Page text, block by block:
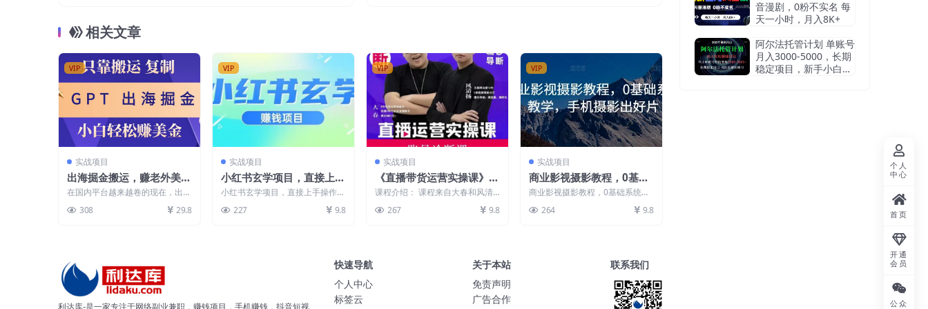
相关文章
VIP
实战项目
出海掘金搬运，赚老外美
金，月入3w+，仅需GPT粘
贴复制，小白也能玩转
在国内平台越来越卷的现在，出海
外的信息差，海外的一...
308 29.8
VIP
实战项目
小红书玄学项目，直接上手
操作，日入500【揭秘】
小红书玄学项目，直接上手操作，
过程中会遇到的所...
227 9.8
VIP
实战项目
《直播带货运营实操课》，
班级账号诊断课价值3980
元
课程介绍： 课程来自大春和风清
元。主要内容包括：...
267 9.8
VIP
实战项目
商业影视摄影教程，0基础
系统教学，手机摄影出好片
商业影视摄影教程，0基础系统教
01-直播案例....
264 9.8
音漫剧，0粉不实名 每
天一小时，月入8K+
阿尔法托管计划 单账号
月入3000-5000，长期
稳定项目，新手小白轻
快速导航
个人中心
标签云
关于本站
免责声明
广告合作
联系我们
个人
中心
首页
开通
会员
公众